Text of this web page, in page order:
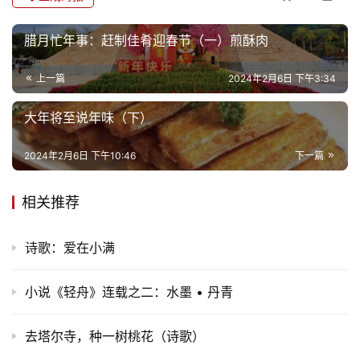
腊月忙年事：赶制佳肴迎春节（一）煎酥肉
上一篇 2024年2月6日 下午3:34
大年将至说年味（下）
下一篇
2024年2月6日 下午10:46
相关推荐
诗歌：爱在小满
小说《轻舟》连载之二：水墨 • 丹青
去塔尔寺，种一树桃花（诗歌）